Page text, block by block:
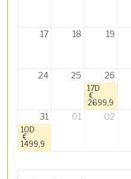
17 18 19
24 25 26
17D
€
2699,9
31
10D
€
1499,9
01 02